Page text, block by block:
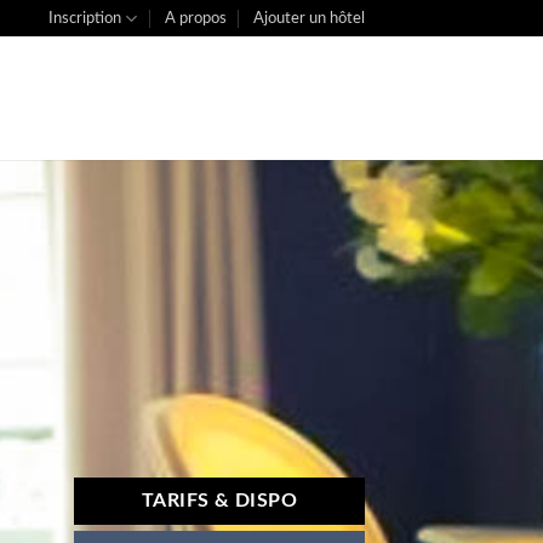
Inscription A propos Ajouter un hôtel
TARIFS & DISPO